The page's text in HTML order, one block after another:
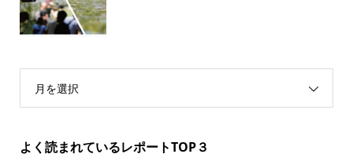
月を選択
よく読まれているレポートTOP３